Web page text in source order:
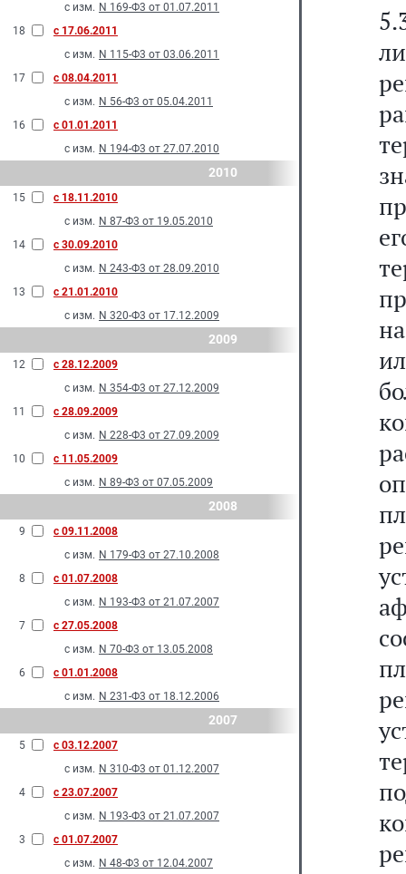
с изм. N 169-Ф3 от 01.07.2011
18
с 17.06.2011
с изм. N 115-Ф3 от 03.06.2011
17
с 08.04.2011
с изм. N 56-Ф3 от 05.04.2011
16
с 01.01.2011
с изм. N 194-Ф3 от 27.07.2010
2010
15
с 18.11.2010
с изм. N 87-Ф3 от 19.05.2010
14
с 30.09.2010
с изм. N 243-Ф3 от 28.09.2010
13
с 21.01.2010
с изм. N 320-Ф3 от 17.12.2009
2009
12
с 28.12.2009
с изм. N 354-Ф3 от 27.12.2009
11
с 28.09.2009
с изм. N 228-Ф3 от 27.09.2009
10
с 11.05.2009
с изм. N 89-Ф3 от 07.05.2009
2008
9
с 09.11.2008
с изм. N 179-Ф3 от 27.10.2008
8
с 01.07.2008
с изм. N 193-Ф3 от 21.07.2007
7
с 27.05.2008
с изм. N 70-Ф3 от 13.05.2008
6
с 01.01.2008
с изм. N 231-Ф3 от 18.12.2006
2007
5
с 03.12.2007
с изм. N 310-Ф3 от 01.12.2007
4
с 23.07.2007
с изм. N 193-Ф3 от 21.07.2007
3
с 01.07.2007
с изм. N 48-Ф3 от 12.04.2007